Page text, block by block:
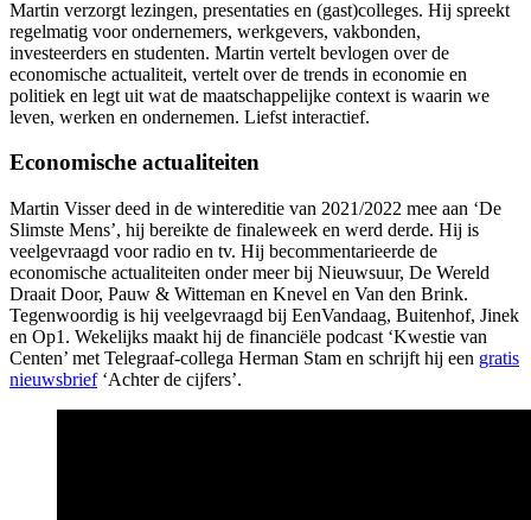
Martin verzorgt lezingen, presentaties en (gast)colleges. Hij spreekt
regelmatig voor ondernemers, werkgevers, vakbonden,
investeerders en studenten. Martin vertelt bevlogen over de
economische actualiteit, vertelt over de trends in economie en
politiek en legt uit wat de maatschappelijke context is waarin we
leven, werken en ondernemen. Liefst interactief.
Economische actualiteiten
Martin Visser deed in de wintereditie van 2021/2022 mee aan ‘De
Slimste Mens’, hij bereikte de finaleweek en werd derde. Hij is
veelgevraagd voor radio en tv. Hij becommentarieerde de
economische actualiteiten onder meer bij Nieuwsuur, De Wereld
Draait Door, Pauw & Witteman en Knevel en Van den Brink.
Tegenwoordig is hij veelgevraagd bij EenVandaag, Buitenhof, Jinek
en Op1. Wekelijks maakt hij de financiële podcast ‘Kwestie van
Centen’ met Telegraaf-collega Herman Stam en schrijft hij een gratis
nieuwsbrief‘Achter de cijfers’.